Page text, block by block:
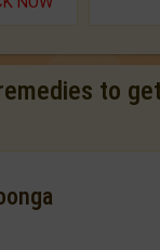
to